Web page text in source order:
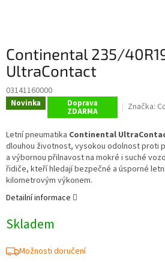
Continental 235/
UltraContact
03141160000
Novinka Doprava
ZDARMA Značka:
Skladem
Možnosti doručení
Letní pneumatika Continental
dlouhou životnost, vysokou odolnost proti
a výbornou přilnavost na mokré i suché
řidiče, kteří hledají bezpečné a úsporné
kilometrovým výkonem.
Detailní informace